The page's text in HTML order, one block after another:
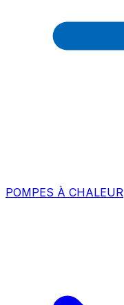
POMPES À CHALEUR